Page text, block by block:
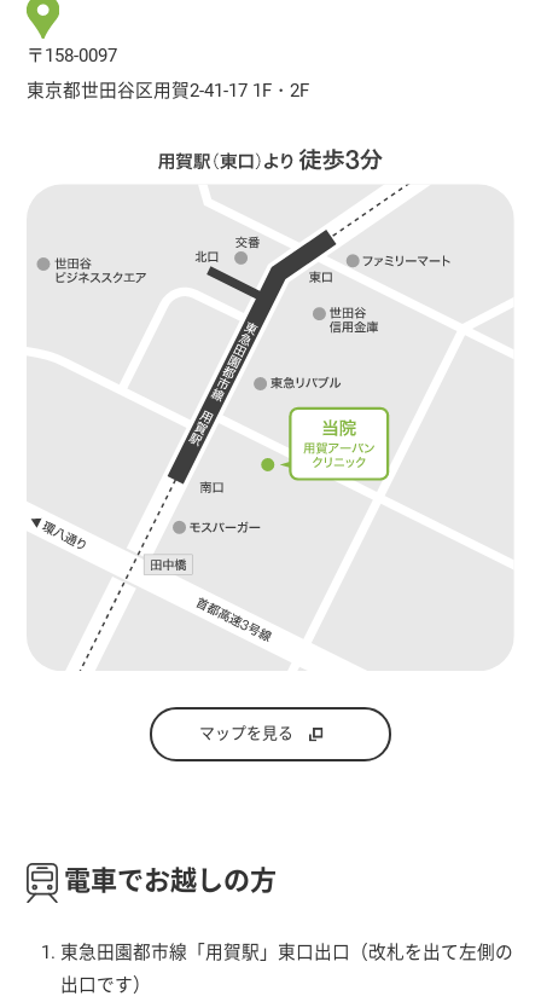
〒158-0097
東京都世田谷区用賀2-41-17 1F・2F
マップを見る
電車でお越しの方
東急田園都市線「用賀駅」東口出口（改札を出て左側の
出口です）